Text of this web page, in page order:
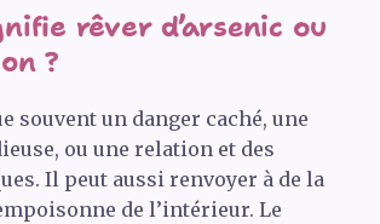
rêver d’arsenic ou
?
souvent un danger caché, une
ou une relation et des
Il peut aussi renvoyer à de la
de l’intérieur. Le